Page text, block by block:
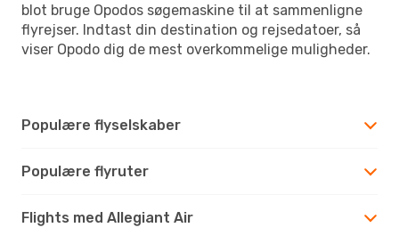
blot bruge Opodos søgemaskine til at sammenligne
flyrejser. Indtast din destination og rejsedatoer, så
viser Opodo dig de mest overkommelige muligheder.
Populære flyselskaber
Populære flyruter
Flights med Allegiant Air